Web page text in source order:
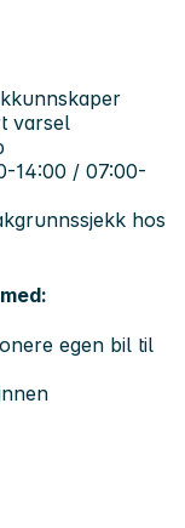
varsel
14:00 / 07:00-
hos
egen bil til